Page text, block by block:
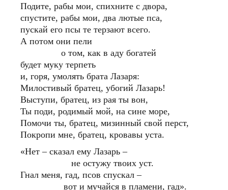
Подите, рабы мои, спихните с двора,
спустите, рабы мои, два лютые пса,
пускай его псы те терзают всего.
А потом они пели
о том, как в аду богатей
будет муку терпеть
и, горя, умолять брата Лазаря:
Милостивый братец, убогий Лазарь!
Выступи, братец, из рая ты вон,
Ты поди, родимый мой, на сине море,
Помочи ты, братец, мизинный свой перст,
Покропи мне, братец, кровавы уста.
«Нет – сказал ему Лазарь –
не остужу твоих уст.
Гнал меня, гад, псов спускал –
вот и мучайся в пламени, гад».